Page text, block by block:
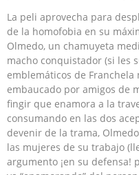
La peli aprovecha para
de la homofobia en su
Olmedo, un chamuyeta
macho conquistador (si les
emblemáticos de
embaucado por amigos de
fingir que enamora a la
consumando en las dos
devenir de la trama,
las mujeres de su trabajo
argumento ¡en su defensa!